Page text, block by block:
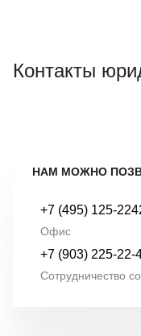
Контакты
НАМ МОЖНО
+7 (495) 125-
Офис
+7 (903) 225-22-
Сотрудничество